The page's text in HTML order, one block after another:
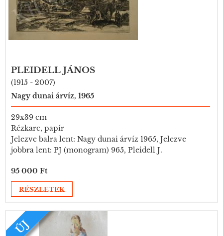
PLEIDELL JÁNOS
(1915 - 2007)
Nagy dunai árvíz, 1965
29x39 cm
Rézkarc, papír
Jelezve balra lent: Nagy dunai árvíz 1965, Jelezve
jobbra lent: PJ (monogram) 965, Pleidell J.
95 000 Ft
RÉSZLETEK
ÚJ